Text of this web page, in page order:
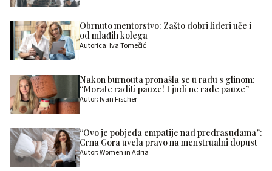
Obrnuto mentorstvo: Zašto dobri lideri uče i
od mlađih kolega
Autorica: Iva Tomečić
Nakon burnouta pronašla se u radu s glinom:
“Morate raditi pauze! Ljudi ne rade pauze”
Autor: Ivan Fischer
“Ovo je pobjeda empatije nad predrasudama”:
Crna Gora uvela pravo na menstrualni dopust
Autor: Women in Adria